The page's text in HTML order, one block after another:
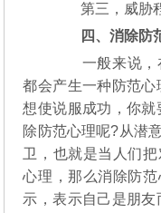
第三，威胁程
四、消除防
一般来说，
都会产生一种防范
想使说服成功，你
除防范心理呢?从潜
卫，也就是当人们
心理，那么消除防
示，表示自己是朋